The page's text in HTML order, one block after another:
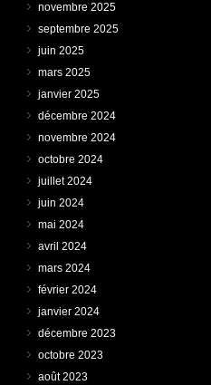
novembre 2025
septembre 2025
juin 2025
mars 2025
janvier 2025
décembre 2024
novembre 2024
octobre 2024
juillet 2024
juin 2024
mai 2024
avril 2024
mars 2024
février 2024
janvier 2024
décembre 2023
octobre 2023
août 2023